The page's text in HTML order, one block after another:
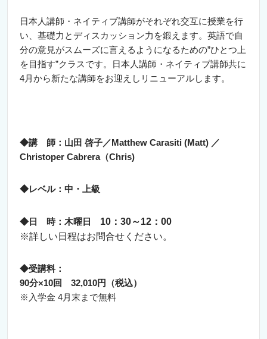
日本人講師・ネイティブ講師がそれぞれ交互に授業を行
い、基礎力とディスカッション力を鍛えます。 英語で自
分の意見がスムーズに言えるようになるための”ひとつ上
を目指す”クラスです。日本人講師・ネイティブ講師共に
4月から新たな講師をお迎えしリニューアルします。
◆講 師：山田 啓子／Matthew Carasiti (Matt) ／
Christoper Cabrera（Chris)
◆レベル：中・上級
◆日 時：木曜日 10：30～12：00
※詳しい日程はお問合せください。
◆受講料：
90分×10回 32,010円（税込）
※入学金 4月末まで無料